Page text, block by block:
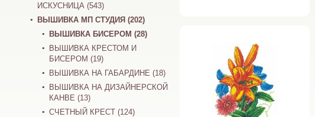
ИСКУСНИЦА (543)
ВЫШИВКА МП СТУДИЯ (202)
ВЫШИВКА БИСЕРОМ (28)
ВЫШИВКА КРЕСТОМ И
БИСЕРОМ (19)
ВЫШИВКА НА ГАБАРДИНЕ (18)
ВЫШИВКА НА ДИЗАЙНЕРСКОЙ
КАНВЕ (13)
СЧЕТНЫЙ КРЕСТ (124)